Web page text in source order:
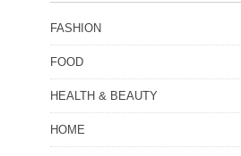
FASHION
FOOD
HEALTH & BEAUTY
HOME